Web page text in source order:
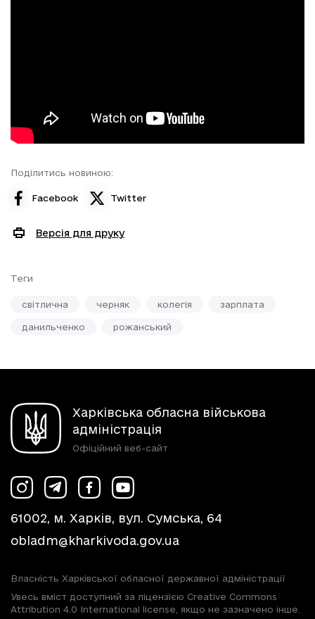
Поділитись новиною:
Facebook Twitter
Версія для друку
Теги
світлична черняк колегія зарплата
данильченко рожанський
Харківська обласна військова
адміністрація
Офіційний веб-сайт
61002, м. Харків, вул. Сумська, 64
obladm@kharkivoda.gov.ua
Власність Харківської обласної державної адміністрації
Увесь вміст доступний за ліцензією Creative Commons
Attribution 4.0 International license, якщо не зазначено інше.